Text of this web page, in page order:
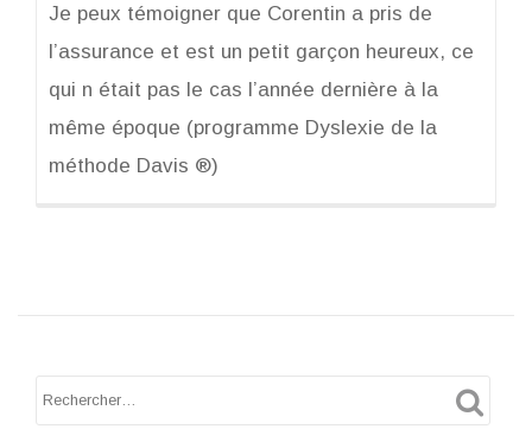
Je peux témoigner que Corentin a pris de
l’assurance et est un petit garçon heureux, ce
qui n était pas le cas l’année dernière à la
même époque (programme Dyslexie de la
méthode Davis ®)